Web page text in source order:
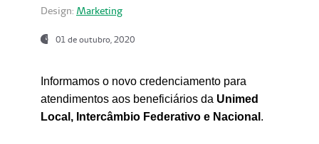
Design: Marketing
01 de outubro, 2020
Informamos o novo credenciamento para
atendimentos aos beneficiários da Unimed
Local, Intercâmbio Federativo e Nacional .